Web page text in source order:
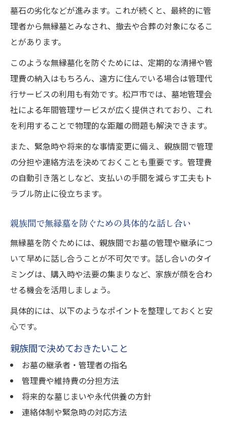
墓石の劣化などが進みます。これが続くと、最終的に管
理者から無縁墓とみなされ、撤去や合葬の対象になるこ
とがあります。
このような無縁墓化を防ぐためには、定期的な清掃や管
理費の納入はもちろん、遠方に住んでいる場合は管理代
行サービスの利用も有効です。松戸市では、墓地管理会
社による年間管理サービスが広く提供されており、これ
を利用することで物理的な距離の問題も解決できます。
また、緊急時や将来的な事情変更に備え、親族間で管理
の分担や連絡方法を決めておくことも重要です。管理費
の自動引き落としなど、支払いの手間を減らす工夫もト
ラブル防止に役立ちます。
親族間で無縁墓を防ぐための具体的な話し合い
無縁墓を防ぐためには、親族間でお墓の管理や継承につ
いて早めに話し合うことが不可欠です。話し合いのタイ
ミングは、購入時や法要の集まりなど、家族が顔を合わ
せる機会を活用しましょう。
具体的には、以下のようなポイントを整理しておくと安
心です。
親族間で決めておきたいこと
お墓の継承者・管理者の指名
管理費や維持費の分担方法
将来的な墓じまいや永代供養の方針
連絡体制や緊急時の対応方法